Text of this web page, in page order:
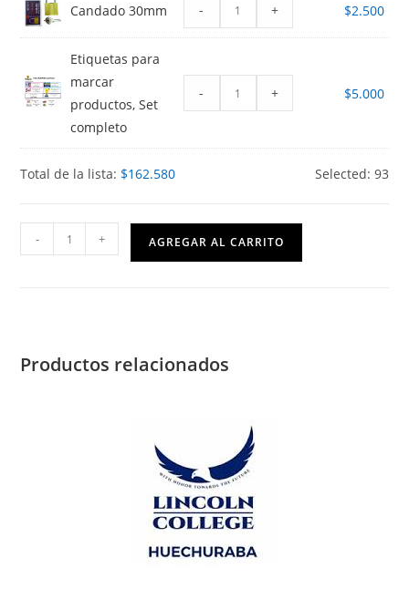
Candado 30mm - + $2.500
Etiquetas para
marcar
productos, Set
completo
- + $5.000
Total de la lista: $162.580 Selected: 93
Básico
- + AGREGAR AL CARRITO
Productos relacionados